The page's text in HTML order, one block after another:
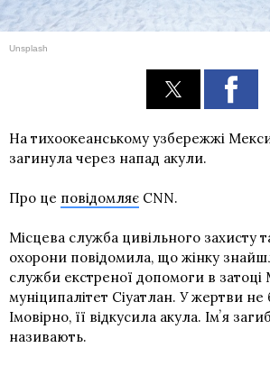
Unsplash
На тихоокеанському узбережжі
загинула через напад акули.
Про це повідомляє CNN.
Місцева служба цивільного захисту
охорони повідомила, що жінку
служби екстреної допомоги в затоці
муніципалітет Сіуатлан. У жертви не
Імовірно, її відкусила акула. Імʼя
називають.